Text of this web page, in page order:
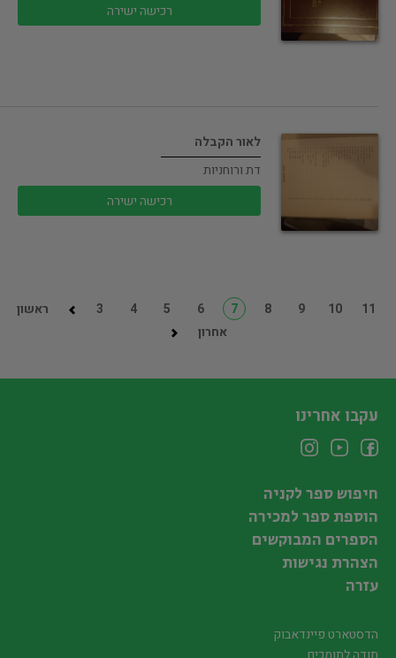
רכישה ישירה
לאור הקבלה
דת ורוחניות
רכישה ישירה
ראשון 3 4 5 6 7 8 9 10
11
אחרון
עקבו אחרינו
חיפוש ספר לקניה
הוספת ספר למכירה
הספרים המבוקשים
הצהרת נגישות
עזרה
הדסטארט פיינדאבוק